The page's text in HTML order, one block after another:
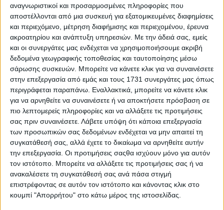
αναγνωριστικοί και προσαρμοσμένες πληροφορίες που
αποστέλλονται από μια συσκευή για εξατομικευμένες διαφημίσεις
και περιεχόμενο, μέτρηση διαφήμισης και περιεχομένου, έρευνα
ακροατηρίου και ανάπτυξη υπηρεσιών. Με την άδειά σας, εμείς
και οι συνεργάτες μας ενδέχεται να χρησιμοποιήσουμε ακριβή
δεδομένα γεωγραφικής τοποθεσίας και ταυτοποίησης μέσω
σάρωσης συσκευών. Μπορείτε να κάνετε κλικ για να συναινέσετε
στην επεξεργασία από εμάς και τους 1731 συνεργάτες μας όπως
περιγράφεται παραπάνω. Εναλλακτικά, μπορείτε να κάνετε κλικ
για να αρνηθείτε να συναινέσετε ή να αποκτήσετε πρόσβαση σε
πιο λεπτομερείς πληροφορίες και να αλλάξετε τις προτιμήσεις
σας πριν συναινέσετε. Λάβετε υπόψη ότι κάποια επεξεργασία
των προσωπικών σας δεδομένων ενδέχεται να μην απαιτεί τη
συγκατάθεσή σας, αλλά έχετε το δικαίωμα να αρνηθείτε αυτήν
την επεξεργασία. Οι προτιμήσεις σαςθα ισχύουν μόνο για αυτόν
τον ιστότοπο. Μπορείτε να αλλάξετε τις προτιμήσεις σας ή να
ανακαλέσετε τη συγκατάθεσή σας ανά πάσα στιγμή
επιστρέφοντας σε αυτόν τον ιστότοπο και κάνοντας κλικ στο
κουμπί "Απορρήτου" στο κάτω μέρος της ιστοσελίδας.
εντυπωσιακά, γεμάτα αυτοσχεδιαστικό
πνεύμα και απροσδόκητα στοιχεία. Και
αυτή ακριβώς η νεωτερική ματιά σε
παλιά κομψοτεχνήματα είναι που
καθιστά τον Βίκινγκουρ Όλαφσον έναν
μεγάλο καλλιτέχνη του εικοστού πρώτου
αιώνα.
Εισιτήρια
ΗΛΕΚΤΡΟΝΙΚΑ:aefestival.grκαι more.com
ΕΚΔΟΤΗΡΙΑ ΠΕΙΡΑΙΩΣ 260: Δε-Πα 10:00-